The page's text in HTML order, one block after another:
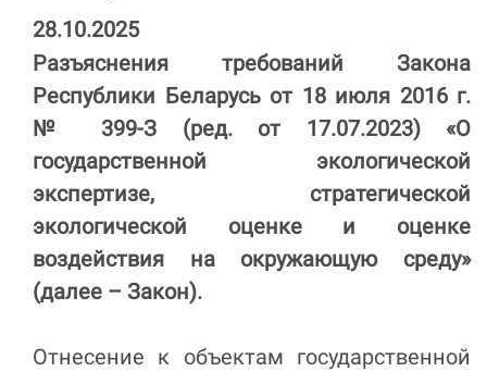
28.10.2025
Разъяснения требований Закона
Республики Беларусь от 18 июля 2016 г.
№ 399-З (ред. от 17.07.2023) «О
государственной экологической
экспертизе, стратегической
экологической оценке и оценке
воздействия на окружающую среду»
(далее – Закон).
Отнесение к объектам государственной